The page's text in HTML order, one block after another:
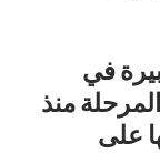
في
منذ
على